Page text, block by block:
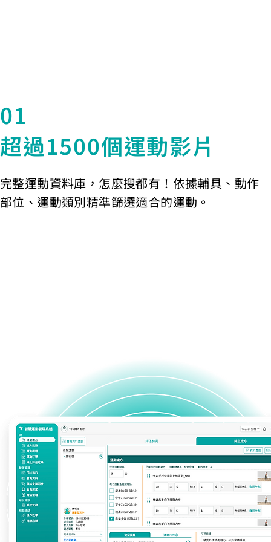
01
超過1500個運動影片
完整運動資料庫，怎麼搜都有！依據輔具、動作
部位、運動類別精準篩選適合的運動。